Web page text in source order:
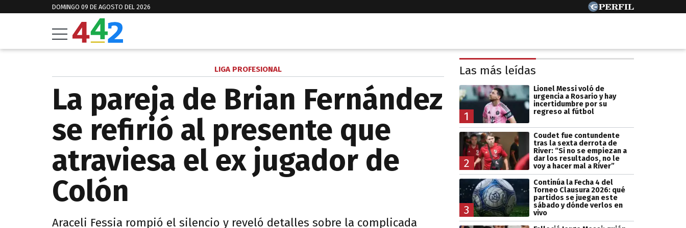
DOMINGO 09 DE AGOSTO DEL 2026
LIGA PROFESIONAL
La pareja de Brian Fernández
se refirió al presente que
atraviesa el ex jugador de
Colón
Araceli Fessia rompió el silencio y reveló detalles sobre la complicada
Las más leídas
1
Lionel Messi voló de
urgencia a Rosario y hay
incertidumbre por su
regreso al fútbol
2
Coudet fue contundente
tras la sexta derrota de
River: “Si no se empiezan a
dar los resultados, no le
voy a hacer mal a River”
3
Continúa la Fecha 4 del
Torneo Clausura 2026: qué
partidos se juegan este
sábado y dónde verlos en
vivo